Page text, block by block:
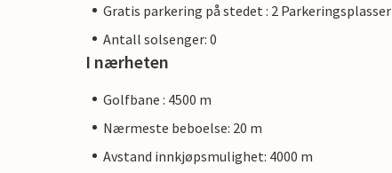
Gratis parkering på stedet : 2 Parkeringsplasser
Antall solsenger: 0
I nærheten
Golfbane : 4500 m
Nærmeste beboelse: 20 m
Avstand innkjøpsmulighet: 4000 m